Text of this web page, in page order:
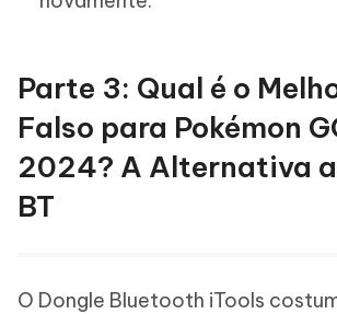
Parte 3: Qual é o
Falso para Pokémon
2024? A Alternativa
BT
O Dongle Bluetooth iTools